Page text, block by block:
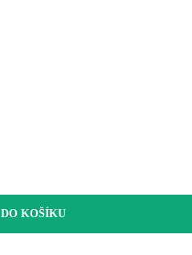
DO KOŠÍKU